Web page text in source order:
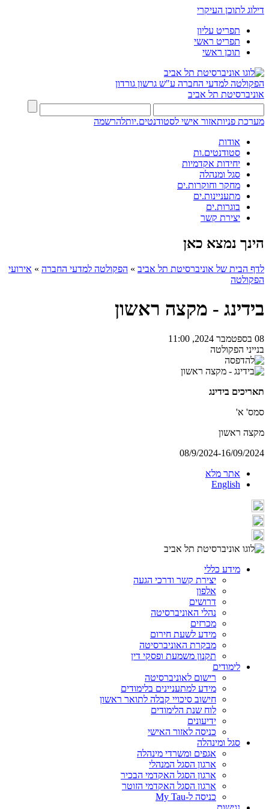
דילוג לתוכן העיקרי
תפריט עליון
תפריט ראשי
תוכן ראשי
הפקולטה למדעי החברה ע"ש גרשון גורדון
אוניברסיטת תל אביב
מערכת פניותאזור אישי לסטודנטים.יותלהרשמה
אודות
סטודנטים.ות
יחידות אקדמיות
סגל ומנהלה
מחקר וחוקרות.ים
מתעניינות.ים
בוגרות.ים
יצירת קשר
הינך נמצא כאן
לדף הבית של אוניברסיטת תל אביב » הפקולטה למדעי החברה » אירועי
הפקולטה
בידינג - מקצה ראשון
08 בספטמבר 2024, 11:00
בנייני הפקולטה
תאריכים בידינג
סמס' א'
מקצה ראשון
08/9/2024-16/09/2024
אתר מלא
English
מידע כללי
יצירת קשר ודרכי הגעה
אלפון
דרושים
נהלי האוניברסיטה
מכרזים
מידע לשעת חירום
מבקרת האוניברסיטה
תקנון משמעת ופסקי דין
לימודים
רישום לאוניברסיטה
מידע למתעניינים בלימודים
חישוב סיכויי קבלה לתואר ראשון
לוח שנת הלימודים
ידיעונים
כניסה לאזור האישי
סגל ומינהלה
אגפים ומשרדי מינהלה
ארגון הסגל המנהלי
ארגון הסגל האקדמי הבכיר
ארגון הסגל האקדמי הזוטר
כניסה ל-My Tau